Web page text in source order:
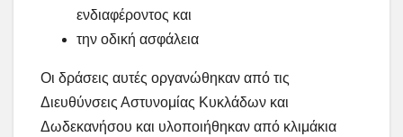
ενδιαφέροντος και
την οδική ασφάλεια
Οι δράσεις αυτές οργανώθηκαν από τις
Διευθύνσεις Αστυνομίας Κυκλάδων και
Δωδεκανήσου και υλοποιήθηκαν από κλιμάκια